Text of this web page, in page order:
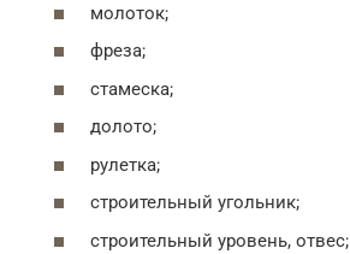
молоток;
фреза;
стамеска;
долото;
рулетка;
строительный угольник;
строительный уровень, отвес;